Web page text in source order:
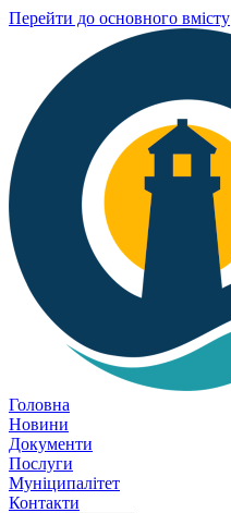
Перейти до основного вмісту
Головна
Новини
Документи
Послуги
Муніципалітет
Контакти